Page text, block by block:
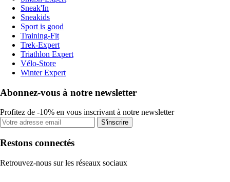
Sneak'In
Sneakids
Sport is good
Training-Fit
Trek-Expert
Triathlon Expert
Vélo-Store
Winter Expert
Abonnez-vous à notre newsletter
Profitez de -10% en vous inscrivant à notre newsletter
S'inscrire
Restons connectés
Retrouvez-nous sur les réseaux sociaux